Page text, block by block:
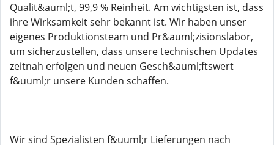
Qualit&auml;t, 99,9 % Reinheit. Am wichtigsten ist, dass
ihre Wirksamkeit sehr bekannt ist. Wir haben unser
eigenes Produktionsteam und Pr&auml;zisionslabor,
um sicherzustellen, dass unsere technischen Updates
zeitnah erfolgen und neuen Gesch&auml;ftswert
f&uuml;r unsere Kunden schaffen.
Wir sind Spezialisten f&uuml;r Lieferungen nach